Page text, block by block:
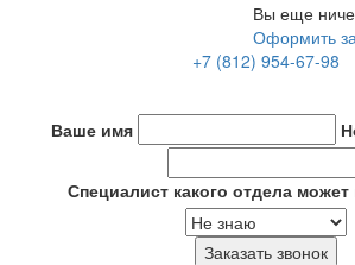
Вы еще
Оформить
+7 (812) 954-67-98
Ваше имя
Специалист какого отдела